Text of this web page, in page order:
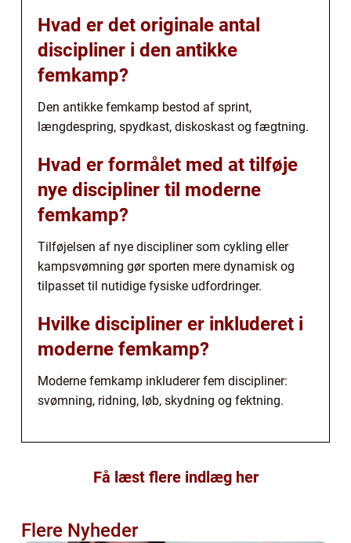
Hvad er det originale antal
discipliner i den antikke
femkamp?
Den antikke femkamp bestod af sprint,
længdespring, spydkast, diskoskast og fægtning.
Hvad er formålet med at tilføje
nye discipliner til moderne
femkamp?
Tilføjelsen af nye discipliner som cykling eller
kampsvømning gør sporten mere dynamisk og
tilpasset til nutidige fysiske udfordringer.
Hvilke discipliner er inkluderet i
moderne femkamp?
Moderne femkamp inkluderer fem discipliner:
svømning, ridning, løb, skydning og fektning.
Få læst flere indlæg her
Flere Nyheder